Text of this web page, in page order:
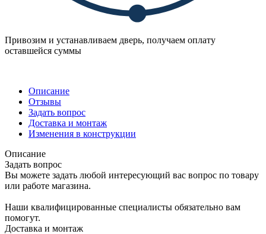
Привозим и устанавливаем дверь, получаем оплату
оставшейся суммы
Описание
Отзывы
Задать вопрос
Доставка и монтаж
Изменения в конструкции
Описание
Задать вопрос
Вы можете задать любой интересующий вас вопрос по товару
или работе магазина.
Наши квалифицированные специалисты обязательно вам
помогут.
Доставка и монтаж